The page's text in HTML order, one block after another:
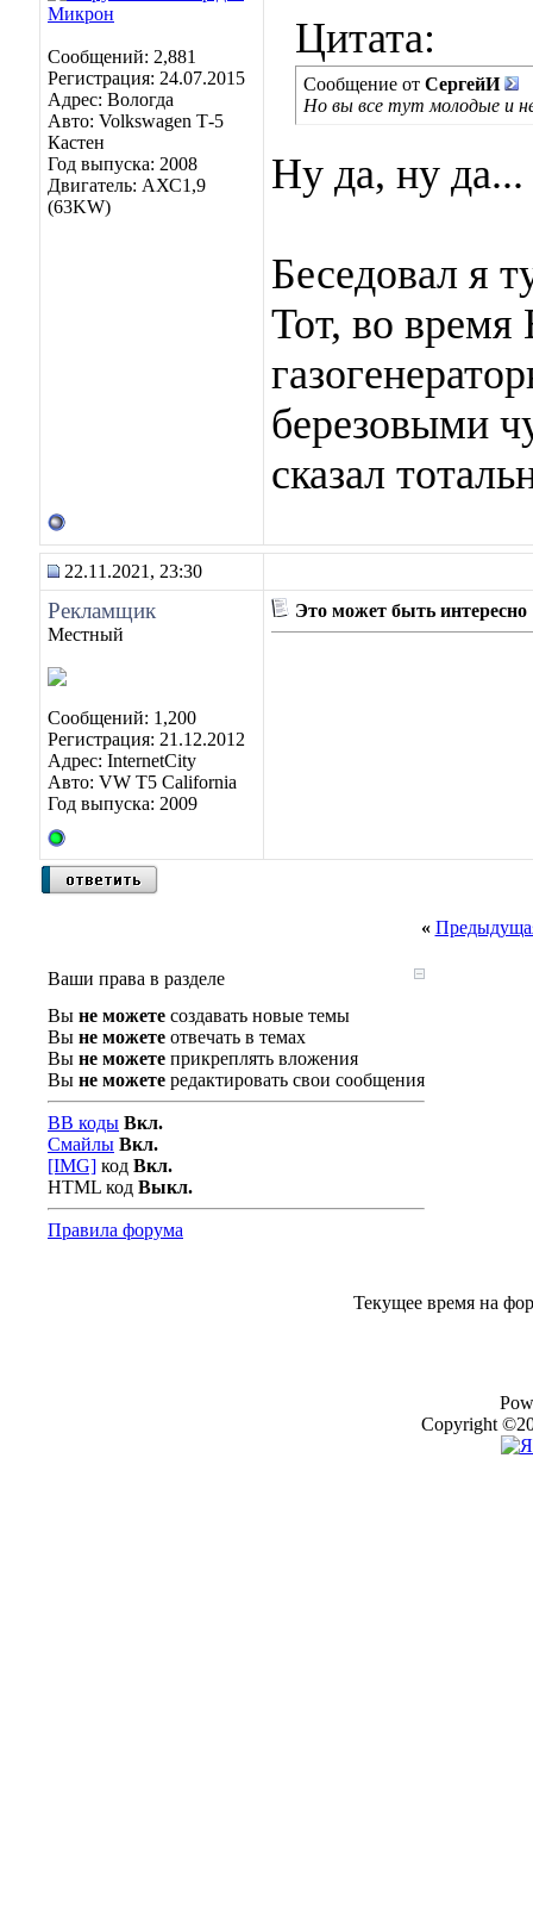
Сообщений: 2,881
Регистрация: 24.07.2015
Адрес: Вологда
Авто: Volkswagen Т-5
Кастен
Год выпуска: 2008
Двигатель: АХС1,9
(63KW)
Цитата:
Сообщение от СергейИ
Но вы все тут молодые и
Ну да, ну да...
Беседовал я
Тот, во
березовыми
сказал
22.11.2021, 23:30
Рекламщик
Местный
Сообщений: 1,200
Регистрация: 21.12.2012
Адрес: InternetCity
Авто: VW T5 California
Год выпуска: 2009
Это может быть интересно
«
Ваши права в разделе
Вы не можете создавать новые темы
Вы не можете отвечать в темах
Вы не можете прикреплять вложения
Вы не можете редактировать свои сообщения
BB коды Вкл.
Смайлы Вкл.
[IMG] код Вкл.
HTML код Выкл.
Правила форума
Текущее время на
Copyright